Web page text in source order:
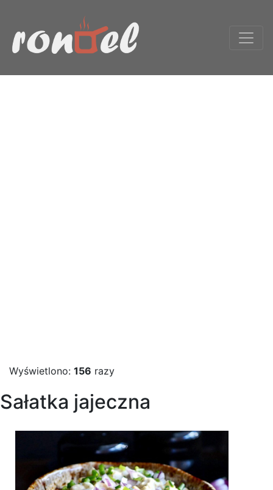
Wyświetlono: 156 razy
Sałatka jajeczna